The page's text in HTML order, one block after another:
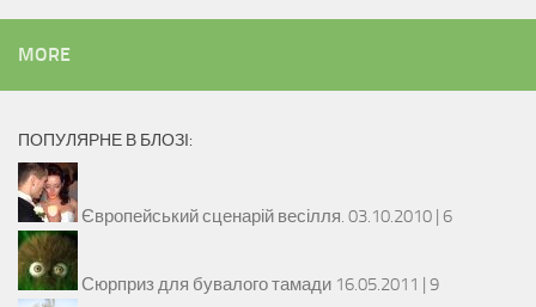
MORE
ПОПУЛЯРНЕ В БЛОЗІ:
Європейський сценарій весілля. 03.10.2010 | 6
Сюрприз для бувалого тамади 16.05.2011 | 9